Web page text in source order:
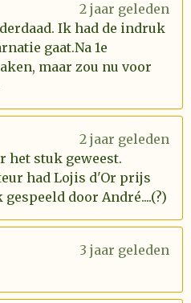
2 jaar geleden
Ik had de indruk
gaat.Na 1e
maar zou nu voor
2 jaar geleden
het stuk geweest.
had Lojis d'Or prijs
door André....(?)
3 jaar geleden